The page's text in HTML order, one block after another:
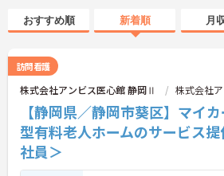
おすすめ順 新着順 月
訪問看護
株式会社アンビス医心館 静岡Ⅱ 株式会社
【静岡県／静岡市葵区】マイ
型有料老人ホームのサービス
社員＞